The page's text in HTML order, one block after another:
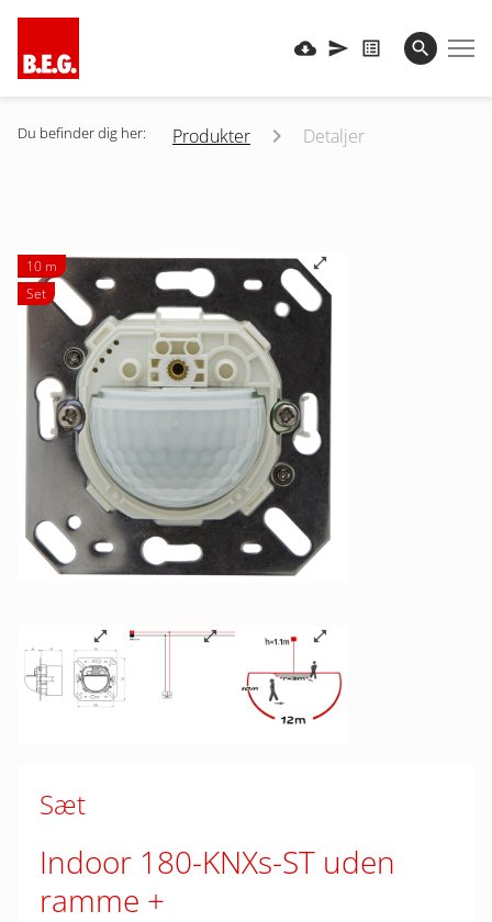
Du befinder dig her: Produkter Detaljer
10 m
Set
Sæt
Indoor 180-KNXs-ST uden
ramme